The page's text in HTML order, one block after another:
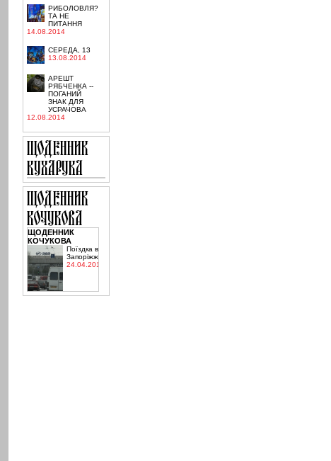
РИБОЛОВЛЯ?
ТА НЕ
ПИТАННЯ
14.08.2014
СЕРЕДА, 13
13.08.2014
АРЕШТ
РЯБЧЕНКА --
ПОГАНИЙ
ЗНАК ДЛЯ
УСРАЧОВА
12.08.2014
ЩОДЕННИК
КОЧУКОВА
Поїздка в
Запоріжжя
24.04.2015